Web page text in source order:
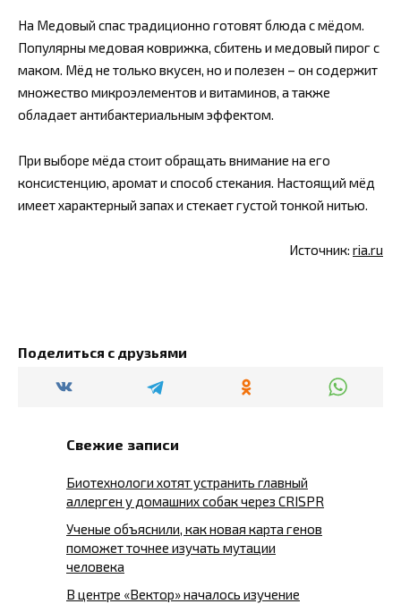
На Медовый спас традиционно готовят блюда с мёдом.
Популярны медовая коврижка, сбитень и медовый пирог с
маком. Мёд не только вкусен, но и полезен – он содержит
множество микроэлементов и витаминов, а также
обладает антибактериальным эффектом.
При выборе мёда стоит обращать внимание на его
консистенцию, аромат и способ стекания. Настоящий мёд
имеет характерный запах и стекает густой тонкой нитью.
Источник: ria.ru
Поделиться с друзьями
Свежие записи
Биотехнологи хотят устранить главный
аллерген у домашних собак через CRISPR
Ученые объяснили, как новая карта генов
поможет точнее изучать мутации
человека
В центре «Вектор» началось изучение